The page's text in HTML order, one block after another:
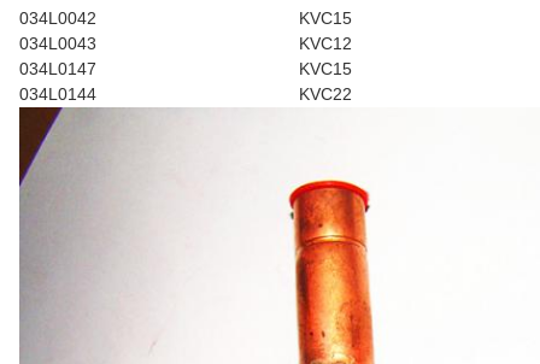
034L0042
KVC15
034L0043
KVC12
034L0147
KVC15
034L0144
KVC22